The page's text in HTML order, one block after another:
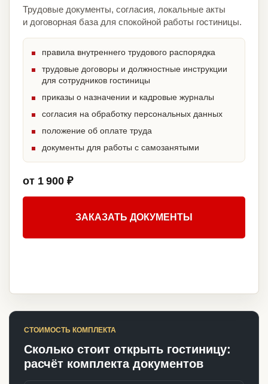
Трудовые документы, согласия, локальные акты
и договорная база для спокойной работы гостиницы.
правила внутреннего трудового распорядка
трудовые договоры и должностные инструкции
для сотрудников гостиницы
приказы о назначении и кадровые журналы
согласия на обработку персональных данных
положение об оплате труда
документы для работы с самозанятыми
от 1 900 ₽
ЗАКАЗАТЬ ДОКУМЕНТЫ
СТОИМОСТЬ КОМПЛЕКТА
Сколько стоит открыть гостиницу:
расчёт комплекта документов